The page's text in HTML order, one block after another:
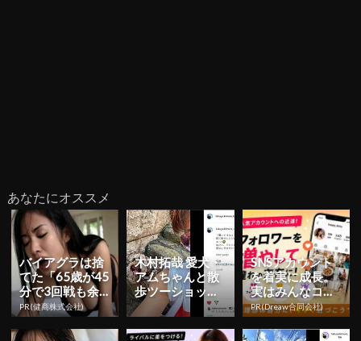
あなたにオススメ
バイアグラは捨
てた「65歳が45
分で3回戦も余
裕」1日31円で
朝まで絶好調！
PR(健商株式会社)
木村拓哉 愛犬・
アムちゃんと散
歩ツーショット
「軽く散歩した
だけで、汗だく
でした」
SNSアカウント
を着実に成長。
実はみんなココ
使ってます。
PR(Dreaw合同会社)